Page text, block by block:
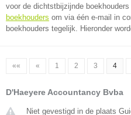
voor de dichtstbijzijnde
boekhouders om via één e-mail in
boekhouders tegelijk. Hieronder
«« « 1 2 3 4
D'Haeyere Accountancy Bvba
Niet gevestigd in de plaats